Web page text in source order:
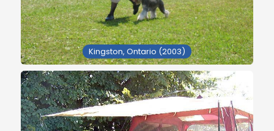
Kingston, Ontario (2003)